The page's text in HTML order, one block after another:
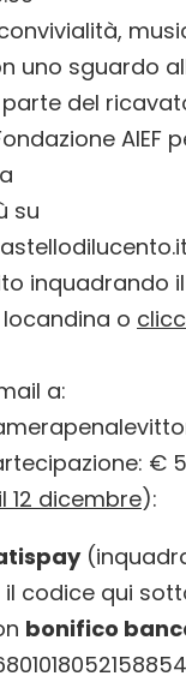
uno sguardo
parte del
AIEF
su
inquadrando
o
a:
€
12 dicembre):
codice qui
bonifico